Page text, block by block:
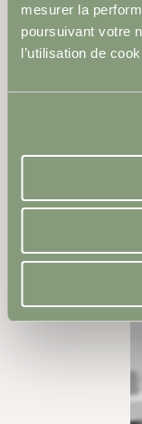
mesurer la
poursuivant votre
l’utilisation de